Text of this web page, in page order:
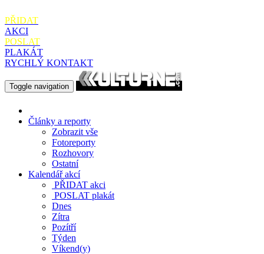
PŘIDAT
AKCI
POSLAT
PLAKÁT
RYCHLÝ KONTAKT
Toggle navigation
Články a reporty
Zobrazit vše
Fotoreporty
Rozhovory
Ostatní
Kalendář akcí
PŘIDAT akci
POSLAT plakát
Dnes
Zítra
Pozítří
Týden
Víkend(y)